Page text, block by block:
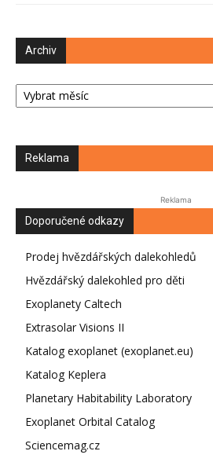
Archiv
Archiv
Reklama
Reklama
Doporučené odkazy
Prodej hvězdářských dalekohledů
Hvězdářský dalekohled pro děti
Exoplanety Caltech
Extrasolar Visions II
Katalog exoplanet (exoplanet.eu)
Katalog Keplera
Planetary Habitability Laboratory
Exoplanet Orbital Catalog
Sciencemag.cz